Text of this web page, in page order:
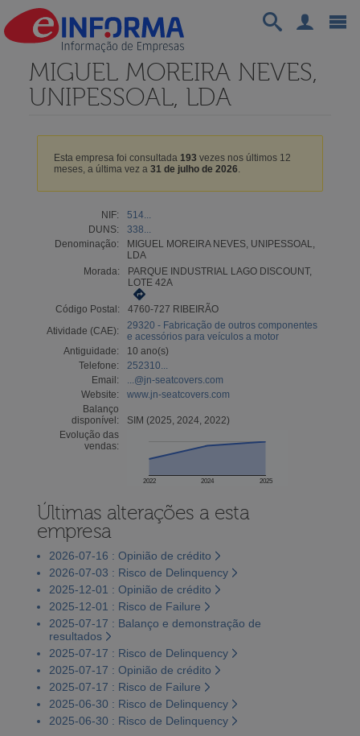
MIGUEL MOREIRA NEVES,
UNIPESSOAL, LDA
Esta empresa foi consultada 193 vezes nos últimos 12
meses, a última vez a 31 de julho de 2026.
NIF:
514...
DUNS:
338...
Denominação:
MIGUEL MOREIRA NEVES, UNIPESSOAL,
LDA
Morada:
PARQUE INDUSTRIAL LAGO DISCOUNT,
LOTE 42A
Código Postal:
4760-727 RIBEIRÃO
Atividade (CAE):
29320 - Fabricação de outros componentes
e acessórios para veículos a motor
Antiguidade:
10 ano(s)
Telefone:
252310...
Email:
...@jn-seatcovers.com
Website:
www.jn-seatcovers.com
Balanço
disponível:
SIM (2025, 2024, 2022)
Evolução das
vendas:
2022 2024 2025
Últimas alterações a esta
empresa
2026-07-16 : Opinião de crédito
2026-07-03 : Risco de Delinquency
2025-12-01 : Opinião de crédito
2025-12-01 : Risco de Failure
2025-07-17 : Balanço e demonstração de
resultados
2025-07-17 : Risco de Delinquency
2025-07-17 : Opinião de crédito
2025-07-17 : Risco de Failure
2025-06-30 : Risco de Delinquency
2025-06-30 : Risco de Delinquency